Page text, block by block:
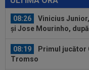
08:26
Vinicius
și Jose Mourinho,
08:19
Primul jucător
Tromso